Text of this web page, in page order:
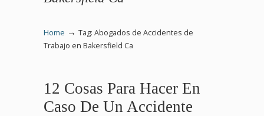
Home → Tag: Abogados de Accidentes de
Trabajo en Bakersfield Ca
12 Cosas Para Hacer En
Caso De Un Accidente